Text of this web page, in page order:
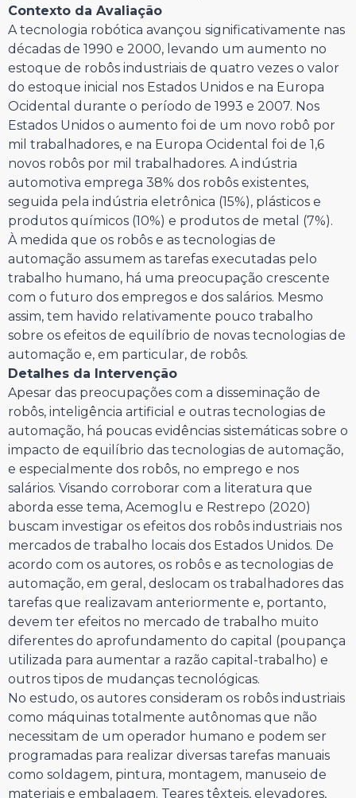
Contexto da Avaliação
A tecnologia robótica avançou significativamente nas
décadas de 1990 e 2000, levando um aumento no
estoque de robôs industriais de quatro vezes o valor
do estoque inicial nos Estados Unidos e na Europa
Ocidental durante o período de 1993 e 2007. Nos
Estados Unidos o aumento foi de um novo robô por
mil trabalhadores, e na Europa Ocidental foi de 1,6
novos robôs por mil trabalhadores. A indústria
automotiva emprega 38% dos robôs existentes,
seguida pela indústria eletrônica (15%), plásticos e
produtos químicos (10%) e produtos de metal (7%).
À medida que os robôs e as tecnologias de
automação assumem as tarefas executadas pelo
trabalho humano, há uma preocupação crescente
com o futuro dos empregos e dos salários. Mesmo
assim, tem havido relativamente pouco trabalho
sobre os efeitos de equilíbrio de novas tecnologias de
automação e, em particular, de robôs.
Detalhes da Intervenção
Apesar das preocupações com a disseminação de
robôs, inteligência artificial e outras tecnologias de
automação, há poucas evidências sistemáticas sobre o
impacto de equilíbrio das tecnologias de automação,
e especialmente dos robôs, no emprego e nos
salários. Visando corroborar com a literatura que
aborda esse tema, Acemoglu e Restrepo (2020)
buscam investigar os efeitos dos robôs industriais nos
mercados de trabalho locais dos Estados Unidos. De
acordo com os autores, os robôs e as tecnologias de
automação, em geral, deslocam os trabalhadores das
tarefas que realizavam anteriormente e, portanto,
devem ter efeitos no mercado de trabalho muito
diferentes do aprofundamento do capital (poupança
utilizada para aumentar a razão capital-trabalho) e
outros tipos de mudanças tecnológicas.
No estudo, os autores consideram os robôs industriais
como máquinas totalmente autônomas que não
necessitam de um operador humano e podem ser
programadas para realizar diversas tarefas manuais
como soldagem, pintura, montagem, manuseio de
materiais e embalagem. Teares têxteis, elevadores,